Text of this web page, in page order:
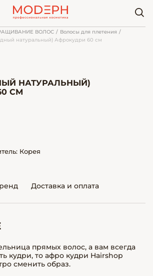
ВОЛОС
Волосы для плетения
натуральный) Афрокудри 60 см
НАТУРАЛЬНЫЙ)
СМ
Корея
Доставка и оплата
прямых волос, а вам всегда
кудри, то афро кудри Hairshop
сменить образ.